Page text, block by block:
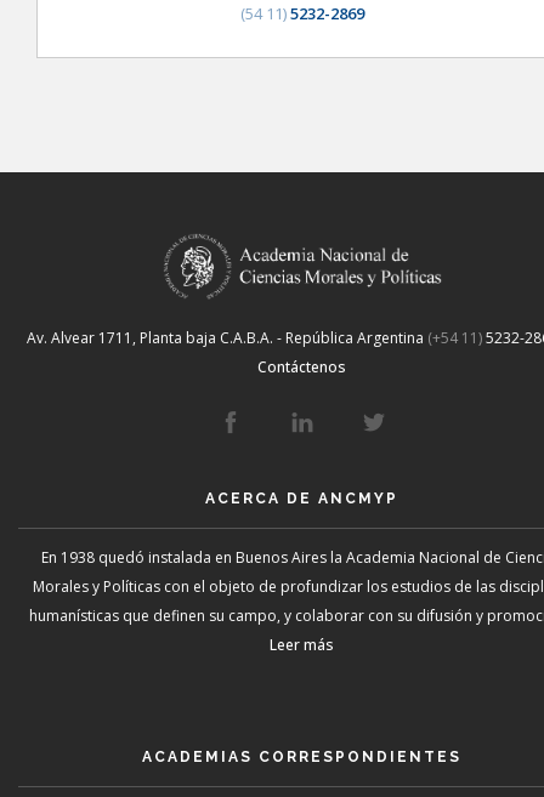
(54 11)5232-2869
Av. Alvear 1711, Planta baja C.A.B.A. - República Argentina (+54 11)5232-
Contáctenos
ACERCA DE ANCMYP
En 1938 quedó instalada en Buenos Aires la Academia Nacional de
Morales y Políticas con el objeto de profundizar los estudios de las
humanísticas que definen su campo, y colaborar con su difusión y
Leer más
ACADEMIAS CORRESPONDIENTES